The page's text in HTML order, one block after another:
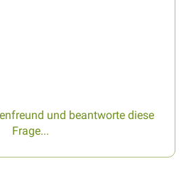
und beantworte diese
Frage...